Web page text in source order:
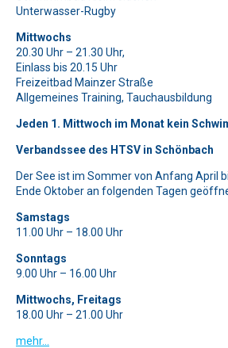
Bitte beweise, dass du kein Spambot
Bitte lasse dieses Feld leer.
Bitte beweise, dass du kein Spambot
Bitte lasse dieses Feld leer.
Bitte beweise, dass du kein Spambot
SymbolTasse
Unterwasser-Rugby
Mittwochs
20.30 Uhr – 21.30 Uhr,
Einlass bis 20.15 Uhr
Freizeitbad Mainzer Straße
Allgemeines Training, Tauchausbildung
Jeden 1. Mittwoch im Monat kein
Verbandssee des HTSV in Schönbach
Der See ist im Sommer von Anfang April
Ende Oktober an folgenden Tagen
Samstags
11.00 Uhr – 18.00 Uhr
Sonntags
9.00 Uhr – 16.00 Uhr
Mittwochs, Freitags
18.00 Uhr – 21.00 Uhr
mehr…